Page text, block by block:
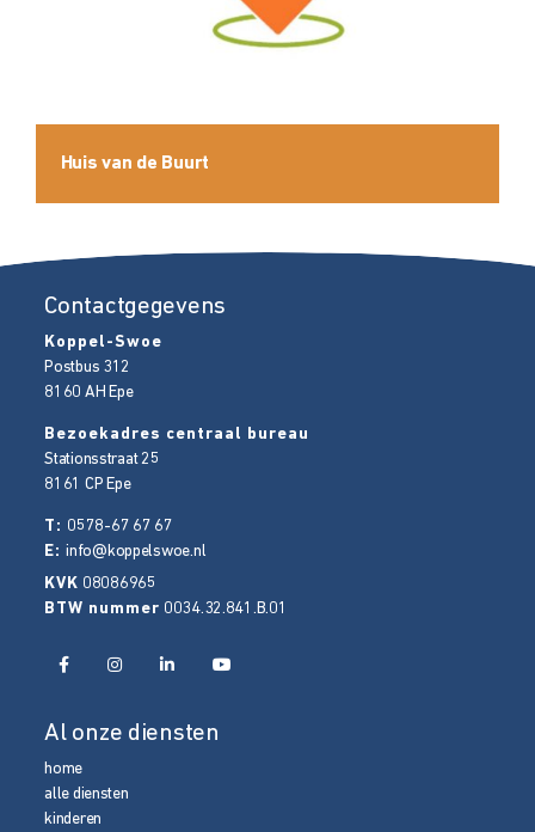
Huis van de Buurt
Contactgegevens
Koppel-Swoe
Postbus 312
8160 AH Epe
Bezoekadres centraal bureau
Stationsstraat 25
8161 CP Epe
T: 0578-67 67 67
E:info@koppelswoe.nl
KVK 08086965
BTW nummer 0034.32.841.B.01
Al onze diensten
home
alle diensten
kinderen